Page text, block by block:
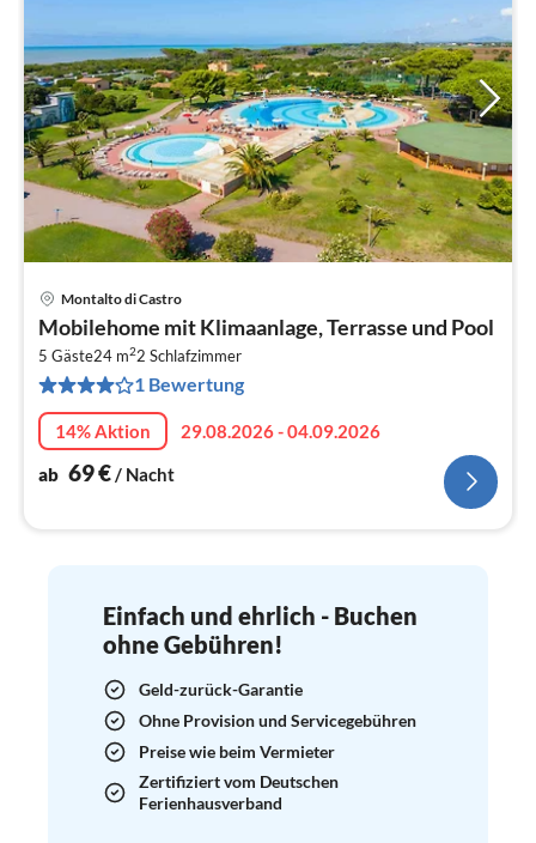
Montalto di Castro
Mobilehome mit Klimaanlage, Terrasse und Pool
5 Gäste24 m22 Schlafzimmer
1 Bewertung
14% Aktion
29.08.2026 - 04.09.2026
ab 69€/ Nacht
Einfach und ehrlich - Buchen
ohne Gebühren!
Geld-zurück-Garantie
Ohne Provision und Servicegebühren
Preise wie beim Vermieter
Zertifiziert vom Deutschen
Ferienhausverband